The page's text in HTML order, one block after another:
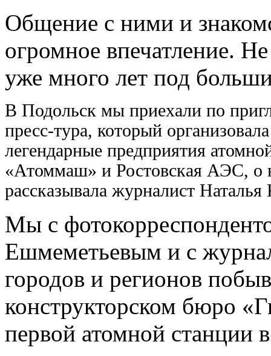
Общение с ними и
огромное впечатление.
уже много лет под
В Подольск мы приехали по
пресс-тура, который
легендарные предприятия
«Атоммаш» и Ростовская АЭС, о
рассказывала журналист Наталья
Мы с
Ешмеметьевым и с
городов и регионов
конструкторском бюро
первой атомной станции